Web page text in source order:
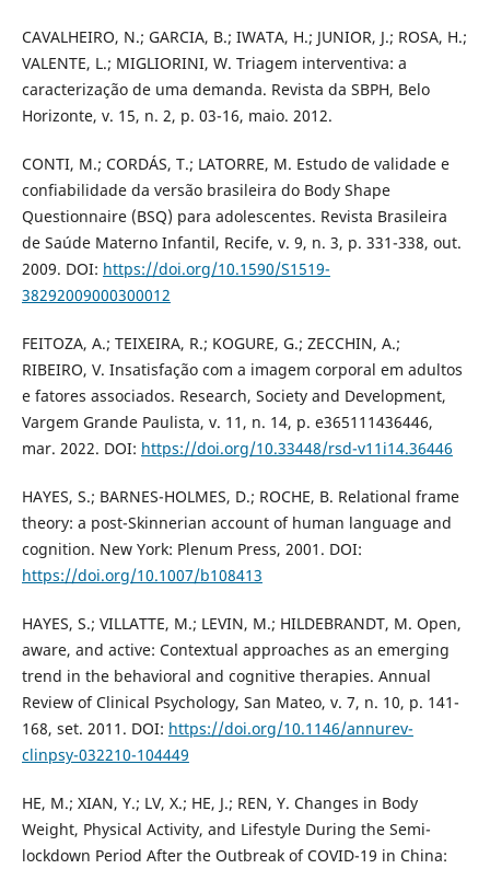
CAVALHEIRO, N.; GARCIA, B.; IWATA, H.; JUNIOR, J.; ROSA, H.;
VALENTE, L.; MIGLIORINI, W. Triagem interventiva: a
caracterização de uma demanda. Revista da SBPH, Belo
Horizonte, v. 15, n. 2, p. 03-16, maio. 2012.
CONTI, M.; CORDÁS, T.; LATORRE, M. Estudo de validade e
confiabilidade da versão brasileira do Body Shape
Questionnaire (BSQ) para adolescentes. Revista Brasileira
de Saúde Materno Infantil, Recife, v. 9, n. 3, p. 331-338, out.
2009. DOI: https://doi.org/10.1590/S1519-
38292009000300012
FEITOZA, A.; TEIXEIRA, R.; KOGURE, G.; ZECCHIN, A.;
RIBEIRO, V. Insatisfação com a imagem corporal em adultos
e fatores associados. Research, Society and Development,
Vargem Grande Paulista, v. 11, n. 14, p. e365111436446,
mar. 2022. DOI: https://doi.org/10.33448/rsd-v11i14.36446
HAYES, S.; BARNES-HOLMES, D.; ROCHE, B. Relational frame
theory: a post-Skinnerian account of human language and
cognition. New York: Plenum Press, 2001. DOI:
https://doi.org/10.1007/b108413
HAYES, S.; VILLATTE, M.; LEVIN, M.; HILDEBRANDT, M. Open,
aware, and active: Contextual approaches as an emerging
trend in the behavioral and cognitive therapies. Annual
Review of Clinical Psychology, San Mateo, v. 7, n. 10, p. 141-
168, set. 2011. DOI: https://doi.org/10.1146/annurev-
clinpsy-032210-104449
HE, M.; XIAN, Y.; LV, X.; HE, J.; REN, Y. Changes in Body
Weight, Physical Activity, and Lifestyle During the Semi-
lockdown Period After the Outbreak of COVID-19 in China: